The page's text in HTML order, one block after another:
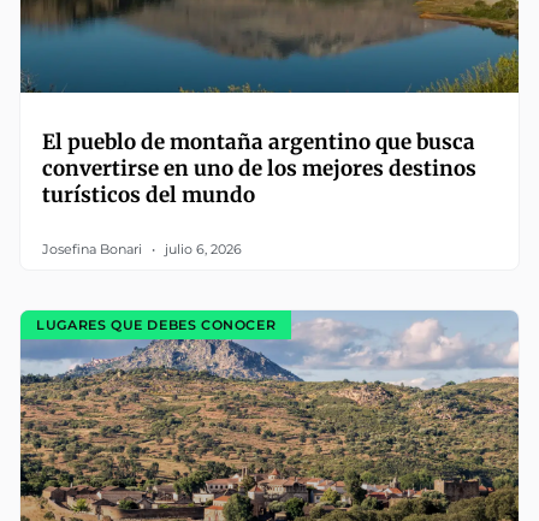
El pueblo de montaña argentino que busca
convertirse en uno de los mejores destinos
turísticos del mundo
Josefina Bonari julio 6, 2026
LUGARES QUE DEBES CONOCER